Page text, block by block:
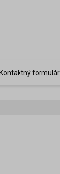
Kontaktný formulár